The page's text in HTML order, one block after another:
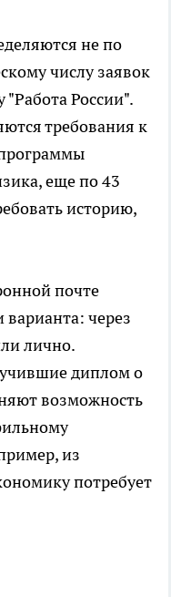
не по
числу заявок
"Работа России".
требования к
еще по 43
историю,
почте
через
лично.
диплом о
возможность
из
потребует